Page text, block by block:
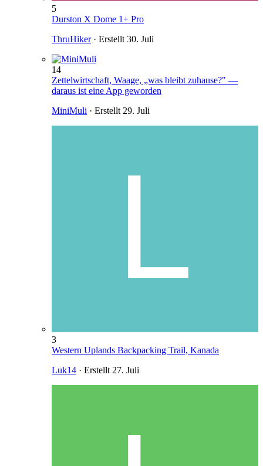
5
Durston X Dome 1+ Pro
ThruHiker· Erstellt 30. Juli
14
Zettelwirtschaft, Waage, „was bleibt zuhause?" —
daraus ist eine App geworden
MiniMuli · Erstellt 29. Juli
3
Western Uplands Backpacking Trail, Kanada
Luk14 · Erstellt 27. Juli